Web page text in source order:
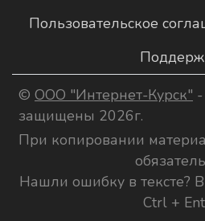
Пользовательское
© ООО "Интернет-Курск"
защищены 2026г.
При копировании
Нашли ошибку в тексте?
Ctrl +